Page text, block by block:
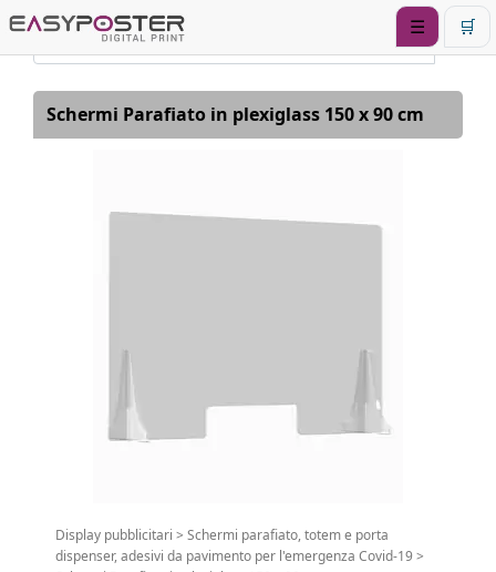
☰ 🛒
Schermi Parafiato in plexiglass 150 x 90 cm
Display pubblicitari > Schermi parafiato, totem e porta
dispenser, adesivi da pavimento per l'emergenza Covid-19>